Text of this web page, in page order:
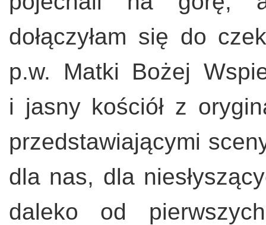
dołączyłam się do
p.w. Matki Bożej
i jasny kościół z
przedstawiającymi
dla nas, dla
daleko od